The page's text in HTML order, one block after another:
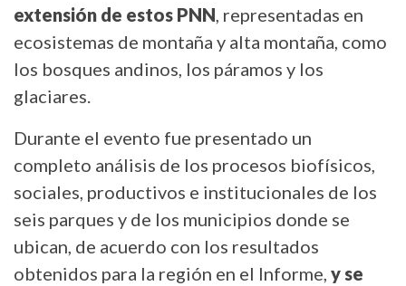
extensión de estos PNN, representadas en
ecosistemas de montaña y alta montaña, como
los bosques andinos, los páramos y los
glaciares.
Durante el evento fue presentado un
completo análisis de los procesos biofísicos,
sociales, productivos e institucionales de los
seis parques y de los municipios donde se
ubican, de acuerdo con los resultados
obtenidos para la región en el Informe, y se